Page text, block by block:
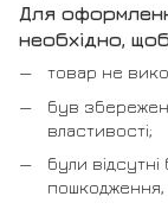
Для
необхідно,
товар не
був
властивості;
були відсутні
пошкодження,